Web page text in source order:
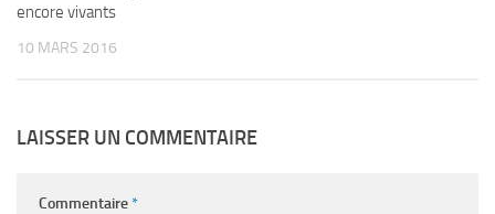
encore vivants
10 MARS 2016
LAISSER UN COMMENTAIRE
Commentaire*